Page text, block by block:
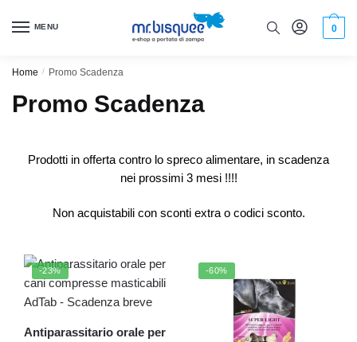
MENU 0
Home / Promo Scadenza
Promo Scadenza
Prodotti in offerta contro lo spreco alimentare, in scadenza
nei prossimi 3 mesi !!!!
Non acquistabili con sconti extra o codici sconto.
-23%
Antiparassitario orale per
-60%